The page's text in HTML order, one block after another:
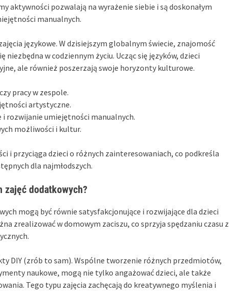
aktywności pozwalają na wyrażenie siebie i są doskonałym
manualnych.
językowe. W dzisiejszym globalnym świecie, znajomość
w codziennym życiu. Ucząc się języków, dzieci
ale również poszerzają swoje horyzonty kulturowe.
pracy w zespole.
artystyczne.
i rozwijanie umiejętności manualnych.
możliwości i kultur.
i przyciąga dzieci o różnych zainteresowaniach, co podkreśla
dla najmłodszych.
zajęć dodatkowych?
mogą być równie satysfakcjonujące i rozwijające dla dzieci
zrealizować w domowym zaciszu, co sprzyja spędzaniu czasu z
DIY (zrób to sam). Wspólne tworzenie różnych przedmiotów,
naukowe, mogą nie tylko angażować dzieci, ale także
Tego typu zajęcia zachęcają do kreatywnego myślenia i